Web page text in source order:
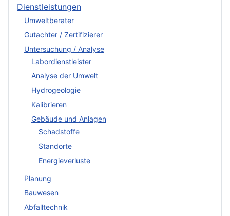
Dienstleistungen
Umweltberater
Gutachter / Zertifizierer
Untersuchung / Analyse
Labordienstleister
Analyse der Umwelt
Hydrogeologie
Kalibrieren
Gebäude und Anlagen
Schadstoffe
Standorte
Energieverluste
Planung
Bauwesen
Abfalltechnik